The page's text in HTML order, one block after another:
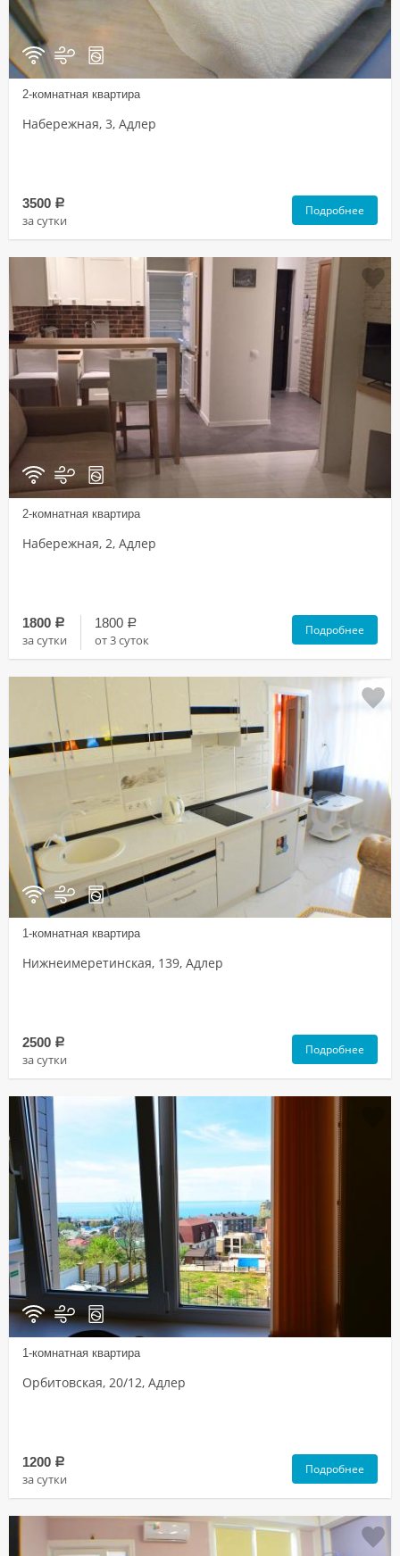
2-комнатная квартира
Набережная, 3, Адлер
3500 a
за сутки
Подробнее
2-комнатная квартира
Набережная, 2, Адлер
1800 a
за сутки
1800 a
от 3 суток
Подробнее
1-комнатная квартира
Нижнеимеретинская, 139, Адлер
2500 a
за сутки
Подробнее
1-комнатная квартира
Орбитовская, 20/12, Адлер
1200 a
за сутки
Подробнее